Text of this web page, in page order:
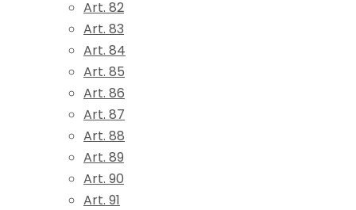
Art. 82
Art. 83
Art. 84
Art. 85
Art. 86
Art. 87
Art. 88
Art. 89
Art. 90
Art. 91